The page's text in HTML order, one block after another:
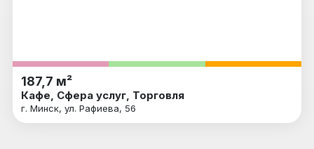
187,7 м²
Кафе, Сфера услуг, Торговля
г. Минск, ул. Рафиева, 56